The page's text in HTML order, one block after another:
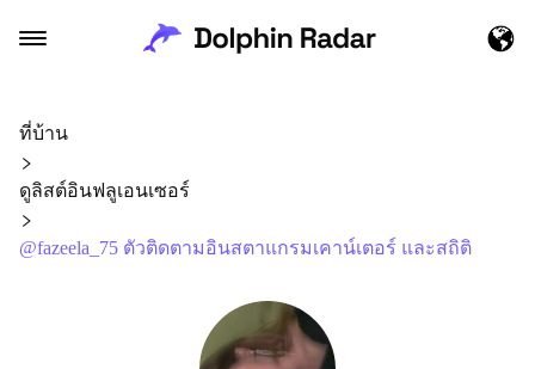
ที่บ้าน
ดูลิสต์อินฟลูเอนเซอร์
@fazeela_75 ตัวติดตามอินสตาแกรมเคาน์เตอร์ และสถิติ